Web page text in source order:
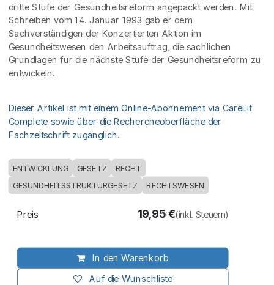
dritte Stufe der Gesundheitsreform angepackt werden. Mit
Schreiben vom 14. Januar 1993 gab er dem
Sachverständigen der Konzertierten Aktion im
Gesundheitswesen den Arbeitsauftrag, die sachlichen
Grundlagen für die nächste Stufe der Gesundheitsreform zu
entwickeln.
Dieser Artikel ist mit einem Online-Abonnement via CareLit
Complete sowie über die Rechercheoberfläche der
Fachzeitschrift zugänglich.
ENTWICKLUNG GESETZ
RECHT
GESUNDHEITSSTRUKTURGESETZ
RECHTSWESEN
In den Warenkorb
Auf die Wunschliste
Preis 19,95€(inkl. Steuern)